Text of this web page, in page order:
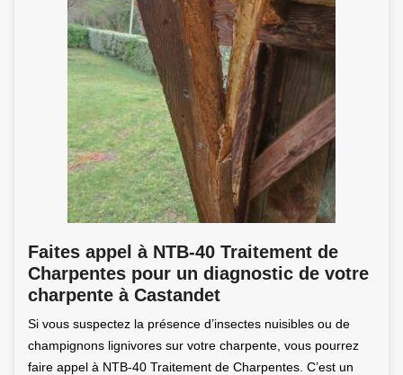
Faites appel à NTB-40 Traitement de
Charpentes pour un diagnostic de votre
charpente à Castandet
Si vous suspectez la présence d’insectes nuisibles ou de
champignons lignivores sur votre charpente, vous pourrez
faire appel à NTB-40 Traitement de Charpentes. C’est un